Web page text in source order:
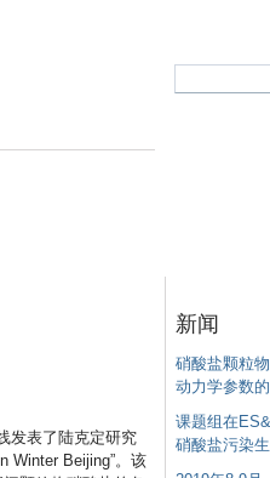
发表了陆克定研究
Winter Beijing”。该
新闻
硝酸盐颗粒
动力学参数
课题组在
硝酸盐污染